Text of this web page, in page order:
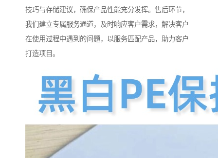
技巧与存储建议，确保产品性能充分发挥。售后环节，
我们建立专属服务通道，及时响应客户需求，解决客户
在使用过程中遇到的问题，以服务匹配产品，助力客户
打造项目。